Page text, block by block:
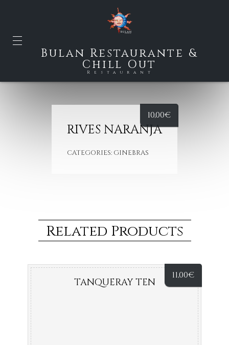
Bulan Restaurante &
Chill Out
Restaurant
RIVES NARANJA
CATEGORIES: GINEBRAS
10,00€
Related Products
11,00€
TANQUERAY TEN